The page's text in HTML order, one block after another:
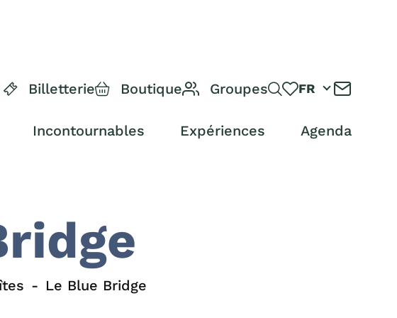
Billetterie Boutique Groupes FR
Incontournables Expériences Agenda
Le Blue Bridge